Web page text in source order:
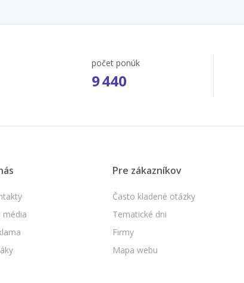
počet ponúk
9 440
média
Pre zákazníkov
Často kladené otázky
Tematické dni
Firmy
Mapa webu